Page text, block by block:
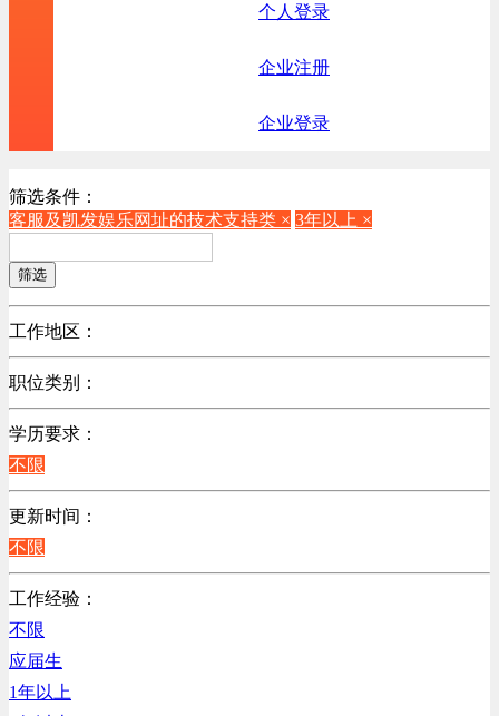
个人登录
企业注册
企业登录
筛选条件：
客服及凯发娱乐网址的技术支持类 × 3年以上 ×
筛选
工作地区：
不限
职位类别：
不限
机械制造/仪器仪表类
计算机硬件类
销售管理类
计算机软件类
贸易/物流/仓储/采购类
客服及凯发娱乐网址的技术支持类
高级管理类
电子/电器/半导体类
电力电气/能源/自动化
学历要求：
不限
更新时间：
不限
工作经验：
不限
应届生
1年以上